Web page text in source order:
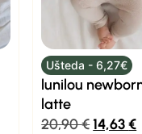
Ušteda - 6,27€
lunilou
latte
20,90€14,63€